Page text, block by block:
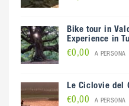
Bike tour in
Experience in
€0,00 A PERSONA
Le Ciclovie del
€0,00 A PERSONA